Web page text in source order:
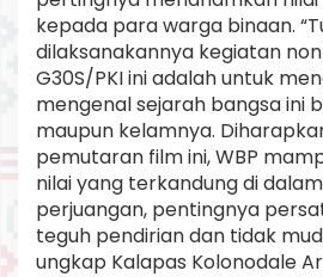
kepada para warga binaan.
dilaksanakannya kegiatan
G30S/PKI ini adalah untuk
mengenal sejarah bangsa ini
maupun kelamnya.
pemutaran film ini, WBP
nilai yang terkandung di
perjuangan, pentingnya
teguh pendirian dan tidak
ungkap Kalapas Kolonodale